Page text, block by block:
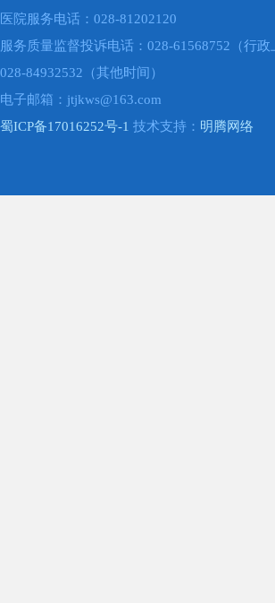
医院服务电话：028-81202120
服务质量监督投诉电话：028-61568752（行政
028-84932532（其他时间）
电子邮箱：jtjkws@163.com
蜀ICP备17016252号-1 技术支持： 明腾网络